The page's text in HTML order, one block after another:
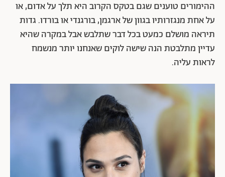
ההימורים טוענים שגם בטקס הקרוב היא תלך על אדום, או
על אחת מנגזרותיו בגוון של ארגמן, בורגנדי או בורדו. גדות
תיראה מושלם כמעט בכל דבר שתלבש אבל במקרה שהיא
עדיין מתלבטת הנה שישה לוקים שאנחנו יותר מנשמח
לראות עליה.